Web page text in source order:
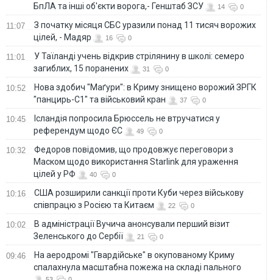
БпЛА та інші об'єкти ворога,- Генштаб ЗСУ
14 0
11:07
З початку місяця СБС уразили понад 11 тисяч ворожих
цілей, - Мадяр
16 0
11:01
У Таїланді учень відкрив стрілянину в школі: семеро
загиблих, 15 поранених
31 0
10:52
Нова здобич "Маґури": в Криму знищено ворожий ЗРГК
"панцирь-С1" та військовий кран
37 0
10:45
Ісландія попросила Брюссель не втручатися у
референдум щодо ЄС
49 0
10:32
Федоров повідомив, що продовжує переговори з
Маском щодо використання Starlink для ураження
цілей у РФ
40 0
10:16
США розширили санкції проти Куби через військову
співпрацю з Росією та Китаєм
22 0
10:02
В адміністрації Вучича анонсували перший візит
Зеленського до Сербії
21 0
09:46
На аеродромі "Гвардійське" в окупованому Криму
спалахнула масштабна пожежа на складі пального